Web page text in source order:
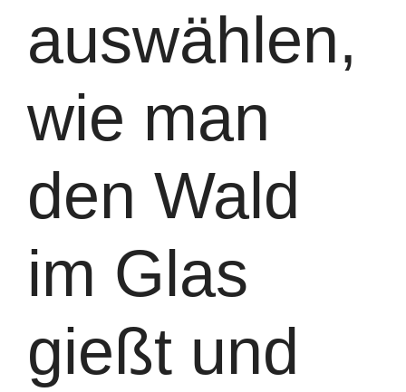
auswählen,
wie man
den Wald
im Glas
gießt und